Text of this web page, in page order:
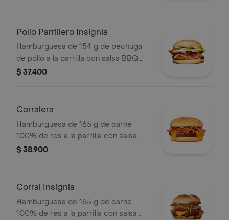
Pollo Parrillero Insignia
Hamburguesa de 154 g de pechuga
de pollo a la parrilla con salsa BBQ,
tocineta, una tajada de queso tipo
pan papa
$ 37.400
Corralera
Hamburguesa de 165 g de carne
100% de res a la parrilla con salsa
bbq, tocineta, una tajada de queso
$ 38.900
Corral Insignia
Hamburguesa de 165 g de carne
100% de res a la parrilla con salsa